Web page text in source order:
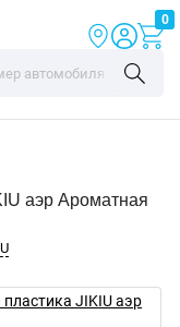
0
аэр Ароматная